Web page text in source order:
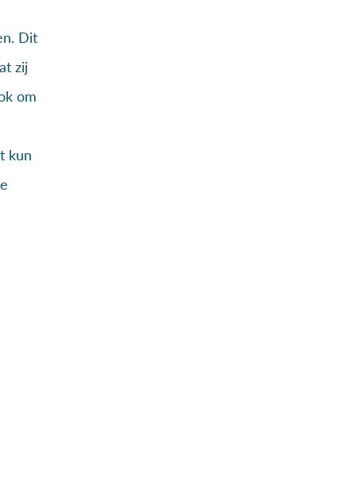
Dit
zij
om
kun